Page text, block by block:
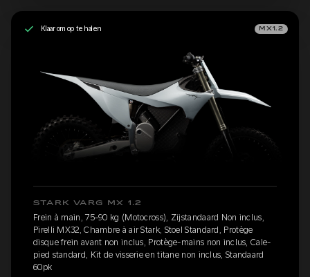
Klaar om op te halen MX1.2
STARK VARG MX 1.2
Frein à main, 75-90 kg (Motocross), Zijstandaard Non inclus,
Pirelli MX32, Chambre à air Stark, Stoel Standard, Protège
disque frein avant non inclus, Protège-mains non inclus, Cale-
pied standard, Kit de visserie en titane non inclus, Standaard
60pk